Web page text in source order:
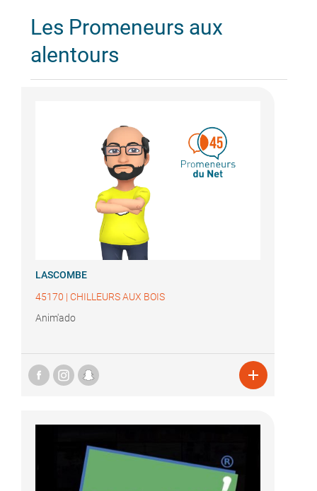
Les Promeneurs aux
alentours
LASCOMBE
45170 | CHILLEURS AUX BOIS
Anim'ado
